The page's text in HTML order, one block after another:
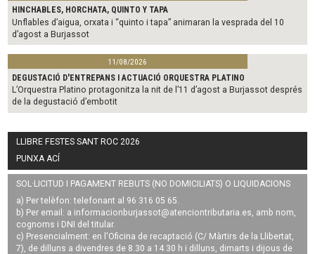
HINCHABLES, HORCHATA, QUINTO Y TAPA
Unflables d’aigua, orxata i “quinto i tapa” animaran la vesprada del 10
d’agost a Burjassot
11/08/2026
DEGUSTACIÓ D'ENTREPANS I ACTUACIÓ ORQUESTRA PLATINO
L’Orquestra Platino protagonitza la nit de l’11 d’agost a Burjassot després
de la degustació d’embotit
LLIBRE FESTES SANT ROC 2026
PUNXA ACÍ
SOL·LICITUD I PAGAMENT REBUTS (NO DOMICILIATS) O LIQUIDACIONS
a) Per telèfon: telefonant al 96 316 05 65.
b) Per email: a informacionburjassot@atenciontributaria.es, amb nom,
cognoms i DNI del titular.
c) Presencialment: en l'Oficina de recaptació (C/ Màrtirs de la Llibertat,
7), de dilluns a divendres de 8.30 a 14.30 h i dilluns, dimarts i dijous de